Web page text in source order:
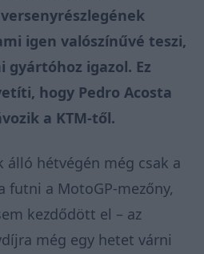
igen valószínűvé teszi,
igazol. Ez
hogy Pedro Acosta
a KTM-től.
álló hétvégén még csak a
a MotoGP-mezőny,
kezdődött el – az
még egy hetet várni